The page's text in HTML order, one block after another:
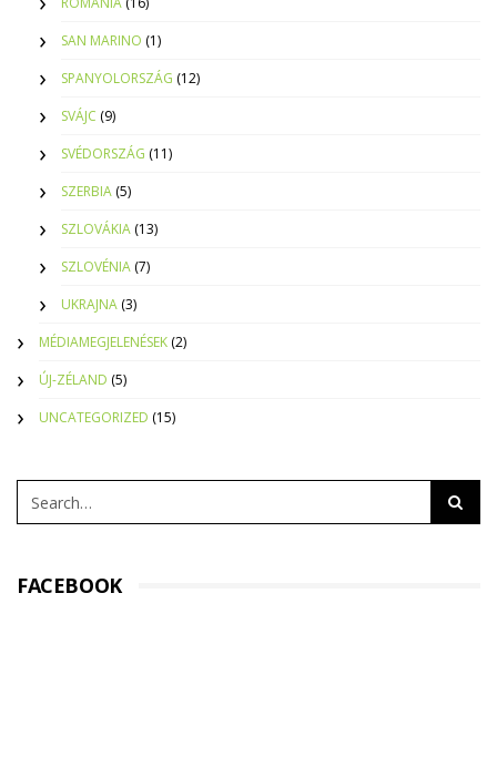
SAN MARINO (1)
SPANYOLORSZÁG (12)
SVÁJC (9)
SVÉDORSZÁG (11)
SZERBIA (5)
SZLOVÁKIA (13)
SZLOVÉNIA (7)
UKRAJNA (3)
MÉDIAMEGJELENÉSEK (2)
ÚJ-ZÉLAND (5)
UNCATEGORIZED (15)
FACEBOOK